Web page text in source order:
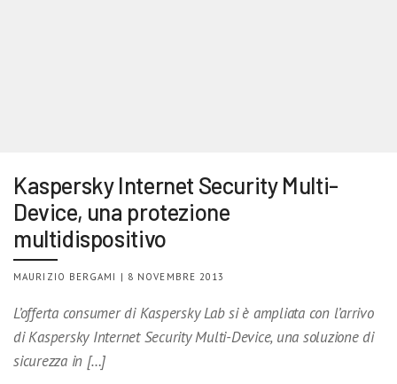
Kaspersky Internet Security Multi-
Device, una protezione
multidispositivo
MAURIZIO BERGAMI | 8 NOVEMBRE 2013
L’offerta consumer di Kaspersky Lab si è ampliata con l’arrivo
di Kaspersky Internet Security Multi-Device, una soluzione di
sicurezza in […]